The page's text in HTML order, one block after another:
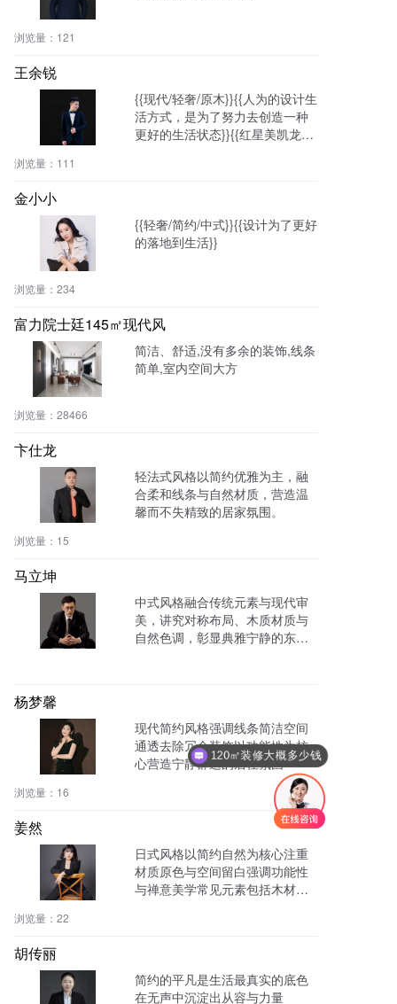
浏览量： 121
王余锐
{{现代/轻奢/原木}}{{人为的设计生
活方式，是为了努力去创造一种
更好的生活状态}}{{红星美凯龙匠
浏览量： 111
金小小
{{轻奢/简约/中式}}{{设计为了更好
的落地到生活}}
浏览量： 234
富力院士廷145㎡现代风
简洁、舒适,没有多余的装饰,线条
简单,室内空间大方
浏览量： 28466
卞仕龙
轻法式风格以简约优雅为主，融
合柔和线条与自然材质，营造温
馨而不失精致的居家氛围。
浏览量： 15
马立坤
中式风格融合传统元素与现代审
美，讲究对称布局、木质材质与
自然色调，彰显典雅宁静的东方
杨梦馨
现代简约风格强调线条简洁空间
通透去除冗余装饰以功能性为核
心营造宁静舒适的居住氛围
浏览量： 16
姜然
日式风格以简约自然为核心注重
材质原色与空间留白强调功能性
与禅意美学常见元素包括木材藤
浏览量： 22
胡传丽
简约的平凡是生活最真实的底色
在无声中沉淀出从容与力量
120㎡装修大概多少钱